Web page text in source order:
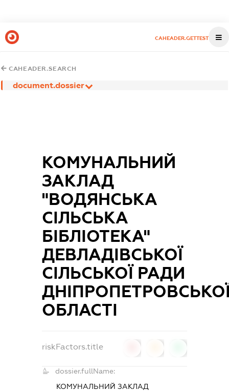
CAHEADER.GETTEST
CAHEADER.SEARCH
document.dossier
КОМУНАЛЬНИЙ
ЗАКЛАД
"ВОДЯНСЬКА
СІЛЬСЬКА
БІБЛІОТЕКА"
ДЕВЛАДІВСЬКОЇ
СІЛЬСЬКОЇ РАДИ
ОБЛАСТІ
riskFactors.title
dossier.fullName:
КОМУНАЛЬНИЙ ЗАКЛАД